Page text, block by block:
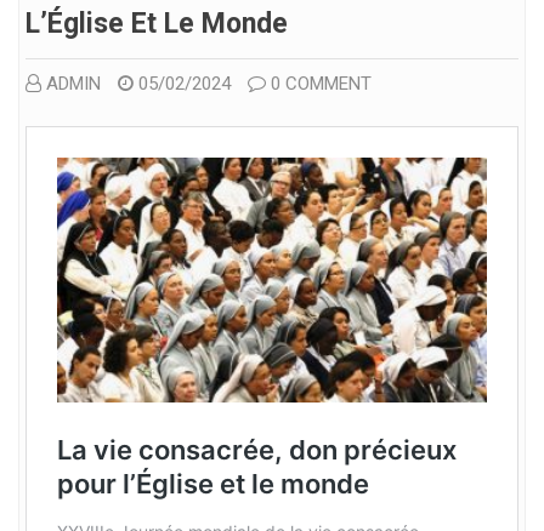
L’Église Et Le Monde
ADMIN 05/02/2024 0 COMMENT